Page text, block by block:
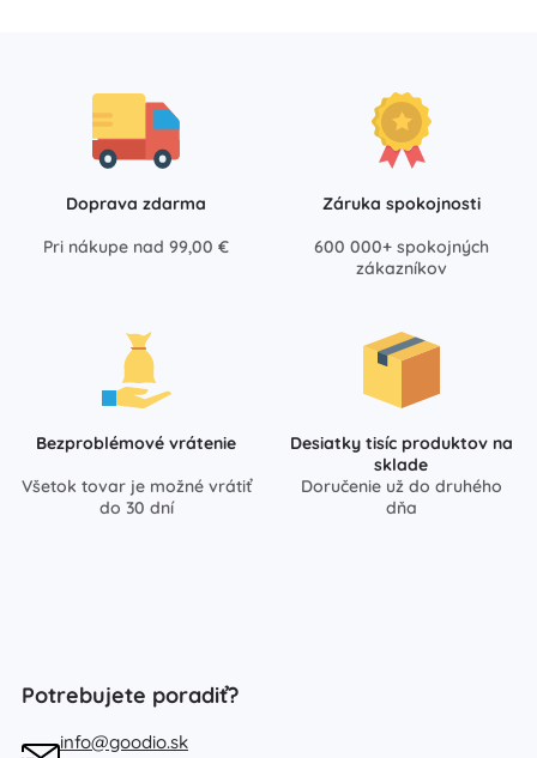
Doprava zdarma
Pri nákupe nad 99,00 €
Záruka spokojnosti
600 000+ spokojných
zákazníkov
Bezproblémové vrátenie
Všetok tovar je možné vrátiť
do 30 dní
Desiatky tisíc produktov na
sklade
Doručenie už do druhého
dňa
Potrebujete poradiť?
info@goodio.sk